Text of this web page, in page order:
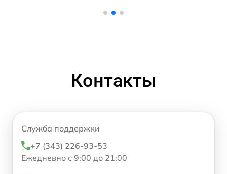
Контакты
Служба поддержки
+7 (343) 226-93-53
Ежедневно с 9:00 до 21:00